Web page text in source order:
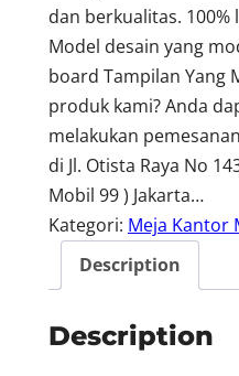
dan berkualitas. 100%
Model desain yang
board Tampilan Yang
produk kami? Anda
melakukan
di Jl. Otista Raya No
Mobil 99 ) Jakarta…
Kategori: Meja Kantor
Description
Description